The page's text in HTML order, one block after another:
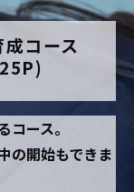
コース
ース。
の開始もできま